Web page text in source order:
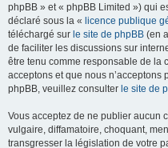
phpBB » et « phpBB Limited ») qui
déclaré sous la « licence publique
téléchargé sur le site de phpBB (en
de faciliter les discussions sur
être tenu comme responsable de la
acceptons et que nous n’acceptons
phpBB, veuillez consulter le site de
Vous acceptez de ne publier aucun
vulgaire, diffamatoire, choquant,
transgresser la législation de votre